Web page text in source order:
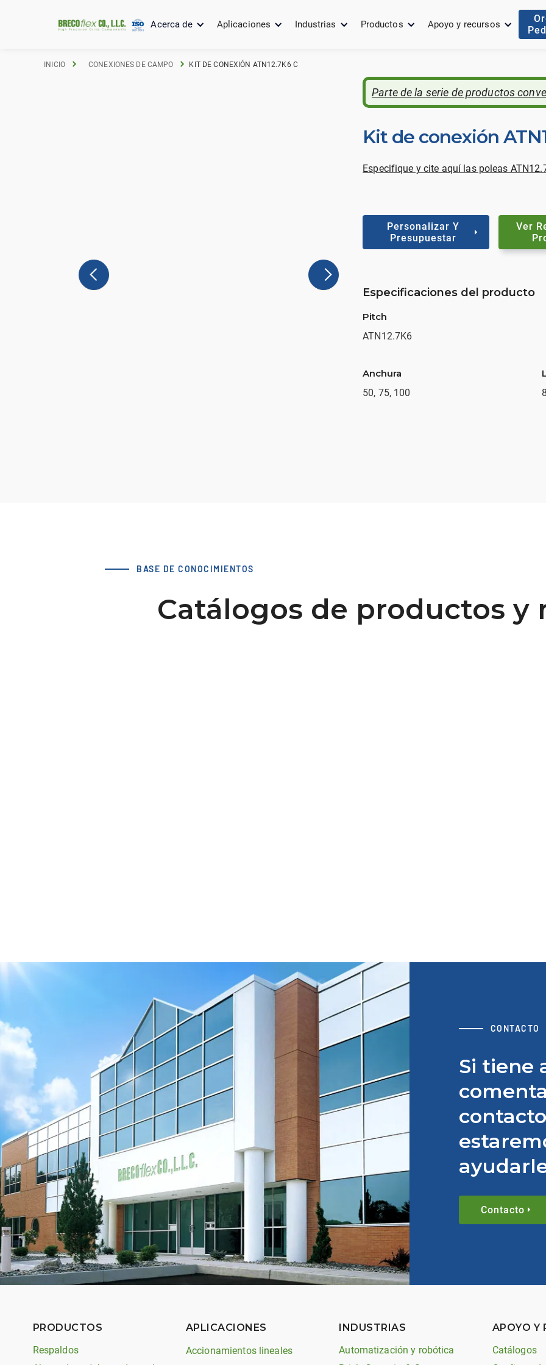
Acerca de Aplicaciones Industrias Productos Apoyo y recursos
INICIO CONEXIONES DE CAMPO KIT DE CONEXIÓN ATN12.7K6 C
Parte de la serie de productos
Kit de conexión
Especifique y cite aquí las poleas
Personalizar Y
Presupuestar
Ver
Especificaciones del producto
Pitch
ATN12.7K6
Anchura
50, 75, 100
BASE DE CONOCIMIENTOS
Catálogos de productos y
CONTACTO
Si tiene
Contacto
PRODUCTOS
Respaldos
APLICACIONES
Accionamientos lineales
INDUSTRIAS
Automatización y robótica
APOYO Y
Catálogos